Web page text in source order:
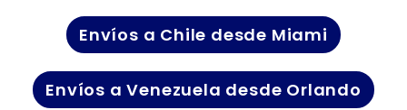
Envíos a Chile desde Miami
Envíos a Venezuela desde Orlando